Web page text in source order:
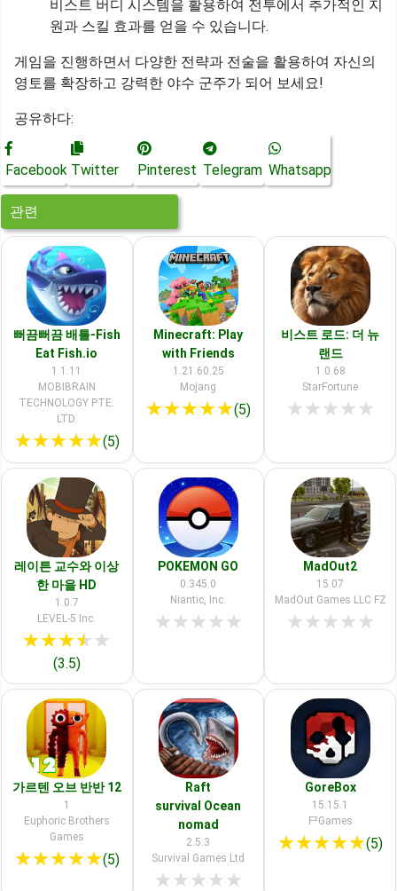
비스트 버디 시스템을 활용하여 전투에서 추가적인 지
원과 스킬 효과를 얻을 수 있습니다.
게임을 진행하면서 다양한 전략과 전술을 활용하여 자신의
영토를 확장하고 강력한 야수 군주가 되어 보세요!
공유하다:
Facebook Twitter Pinterest Telegram Whatsapp
관련
뻐끔뻐끔 배틀-Fish
Eat Fish.io
1.1.11
MOBIBRAIN
TECHNOLOGY PTE.
LTD.
★★★★★(5)
Minecraft: Play
with Friends
1.21.60.25
Mojang
★★★★★(5)
비스트 로드: 더 뉴
랜드
1.0.68
StarFortune
★★★★★
레이튼 교수와 이상
한 마을 HD
1.0.7
LEVEL-5 Inc.
★★★★★
(3.5)
POKEMON GO
0.345.0
Niantic, Inc.
★★★★★
MadOut2
15.07
MadOut Games LLC FZ
★★★★★
가르텐 오브 반반 12
1
Euphoric Brothers
Games
★★★★★(5)
Raft
survival Ocean
nomad
2.5.3
Survival Games Ltd
★★★★★
GoreBox
15.15.1
F²Games
★★★★★(5)